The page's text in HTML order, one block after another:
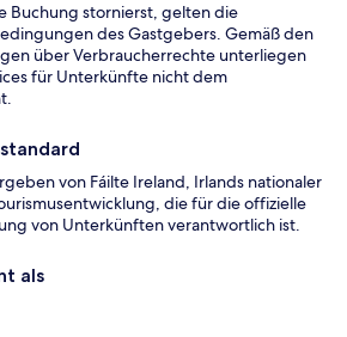
Buchung stornierst, gelten die
des Gastgebers. Gemäß den
über Verbraucherrechte unterliegen
für Unterkünfte nicht dem
von Fáilte Ireland, Irlands nationaler
die für die offizielle
von Unterkünften verantwortlich ist.
als